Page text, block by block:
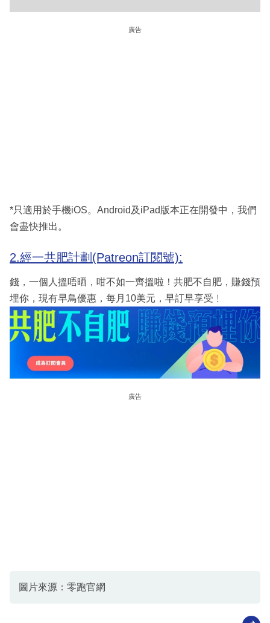
廣告
*只適用於手機iOS。Android及iPad版本正在開發中，我們
會盡快推出。
2.經一共肥計劃(Patreon訂閱號):
錢，一個人搵唔晒，咁不如一齊搵啦！共肥不自肥，賺錢預
埋你，現有早鳥優惠，每月10美元，早訂早享受﹗
廣告
圖片來源：零跑官網